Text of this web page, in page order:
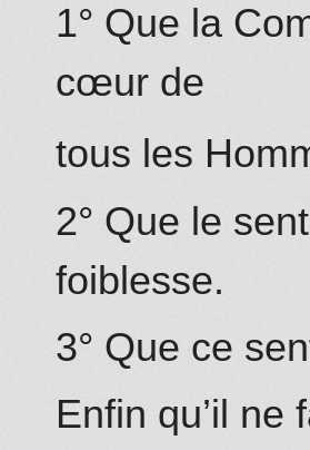
1° Que la
cœur de
tous les
2° Que le
foiblesse.
3° Que ce
Enfin qu’il